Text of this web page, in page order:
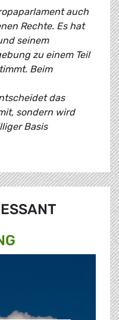
auch
Rechte. Es hat
seinem
zu einem Teil
Beim
das
sondern wird
Basis